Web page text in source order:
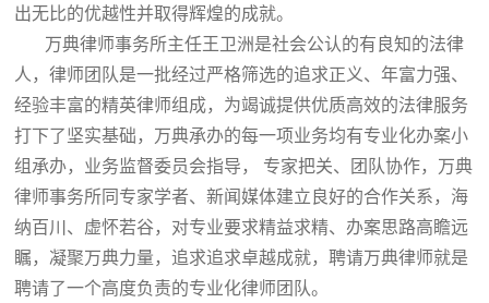
出无比的优越性并取得辉煌的成就。
万典律师事务所主任王卫洲是社会公认的有良知的法律
人，律师团队是一批经过严格筛选的追求正义、年富力强、
经验丰富的精英律师组成，为竭诚提供优质高效的法律服务
打下了坚实基础，万典承办的每一项业务均有专业化办案小
组承办，业务监督委员会指导， 专家把关、团队协作，万典
律师事务所同专家学者、新闻媒体建立良好的合作关系，海
纳百川、虚怀若谷，对专业要求精益求精、办案思路高瞻远
瞩，凝聚万典力量，追求追求卓越成就，聘请万典律师就是
聘请了一个高度负责的专业化律师团队。